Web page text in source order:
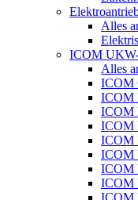
Alles
ICOM
Alles
ICOM
ICOM
ICOM
ICOM
ICOM
ICOM
ICOM
ICOM
ICOM